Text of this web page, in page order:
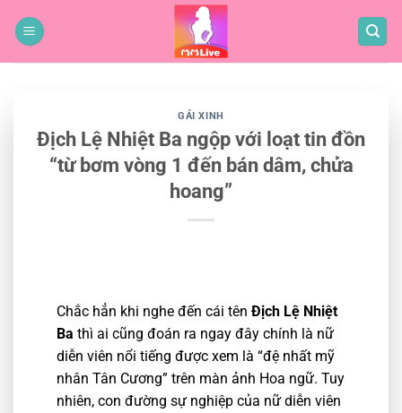
qua
GÁI XINH
Địch Lệ Nhiệt Ba ngộp với loạt tin đồn
“từ bơm vòng 1 đến bán dâm, chửa
hoang”
Chắc hẳn khi nghe đến cái tên Địch Lệ Nhiệt
Ba thì ai cũng đoán ra ngay đây chính là nữ
diễn viên nổi tiếng được xem là “đệ nhất mỹ
nhân Tân Cương” trên màn ảnh Hoa ngữ. Tuy
nhiên, con đường sự nghiệp của nữ diễn viên